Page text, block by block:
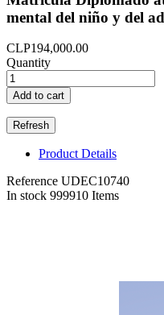
mental del niño y del
CLP194,000.00
Quantity
Add to cart
Product Details
Reference UDEC10740
In stock 999910 Items